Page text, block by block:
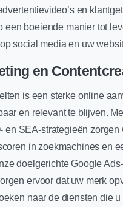
en
een boeiende manier tot
social media en uw
en
is een sterke online
en relevant te blijven.
en SEA-strategieën zorgen
in zoekmachines en
doelgerichte Google
ervoor dat uw merk
naar de diensten die u